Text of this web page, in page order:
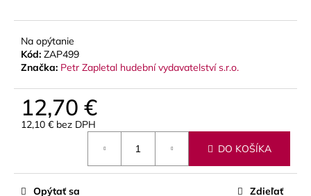
Na opýtanie
Kód: ZAP499
Značka: Petr Zapletal hudební vydavatelství s.r.o.
12,70 €
12,10 € bez DPH
DO KOŠÍKA
Opýtať sa Zdieľať
p
o
ú
LUPIFARO